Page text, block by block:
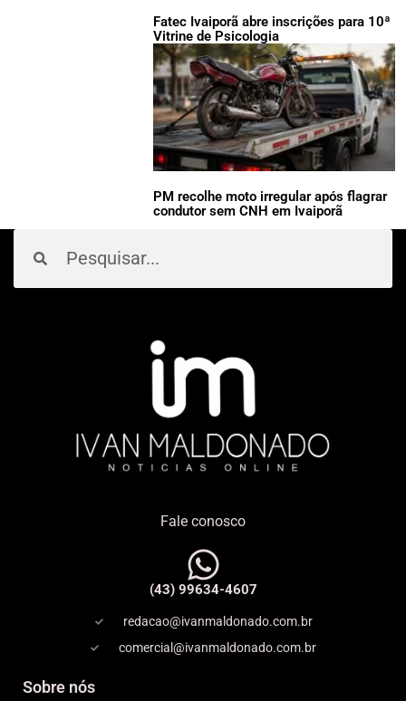
Fatec Ivaiporã abre inscrições para 10ª
Vitrine de Psicologia
PM recolhe moto irregular após flagrar
condutor sem CNH em Ivaiporã
Fale conosco
(43) 99634-4607
redacao@ivanmaldonado.com.br
comercial@ivanmaldonado.com.br
Sobre nós